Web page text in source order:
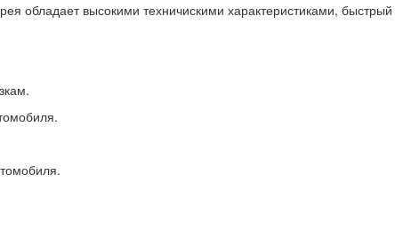
обладает высокими техничискими характеристиками,